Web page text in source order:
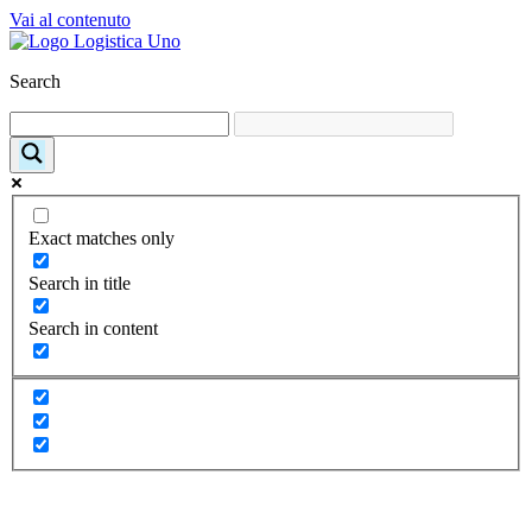
Vai al contenuto
Search
Exact matches only
Search in title
Search in content